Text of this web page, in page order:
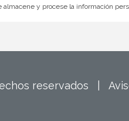
y procese la información
reservados |